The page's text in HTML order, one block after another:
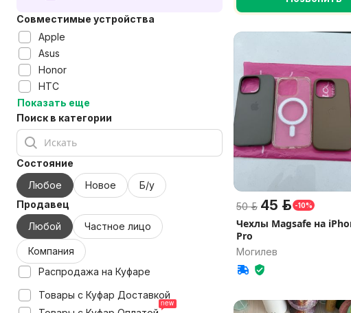
Совместимые устройства
Apple
Asus
Honor
HTC
Показать еще
Поиск в категории
Состояние
Любое
Новое
Б/у
Продавец
Любой
Частное лицо
Компания
Распродажа на Куфаре
Товары с Куфар Доставкой
50 р. 45 р. -10%
Чехлы Magsafe на
Pro
Могилев